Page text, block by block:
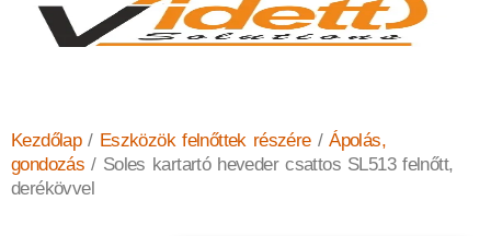
Kezdőlap/ Eszközök felnőttek részére/Ápolás,
gondozás / Soles kartartó heveder csattos SL513 felnőtt,
derékövvel